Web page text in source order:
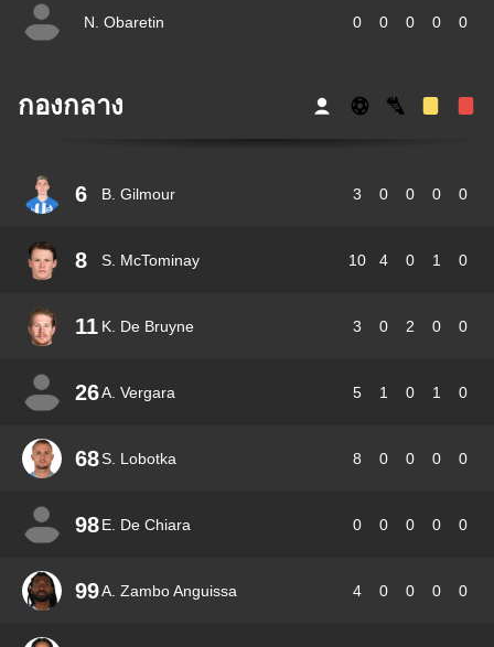
N. Obaretin 0 0 0 0 0
กองกลาง
6 B. Gilmour 3 0 0 0 0
8 S. McTominay 10 4 0 1 0
11 K. De Bruyne 3 0 2 0 0
26A. Vergara 5 1 0 1 0
68S. Lobotka 8 0 0 0 0
98E. De Chiara 0 0 0 0 0
99A. Zambo Anguissa 4 0 0 0 0